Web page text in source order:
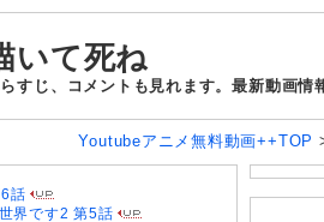
いて死ね
すじ、コメントも見れます。最新動画情
Youtubeアニメ無料動画++TOP
話
界です2 第5話